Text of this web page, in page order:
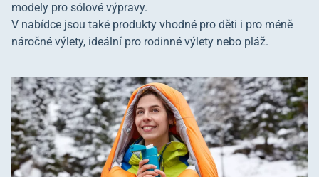
modely pro sólové výpravy.
V nabídce jsou také produkty vhodné pro děti i pro méně
náročné výlety, ideální pro rodinné výlety nebo pláž.